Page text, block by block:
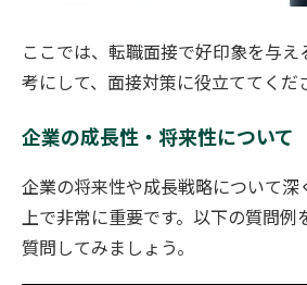
ここでは、転職面接で好印象を与
考にして、面接対策に役立ててくだ
企業の成長性・将来性について
企業の将来性や成長戦略について
上で非常に重要です。以下の質問
質問してみましょう。